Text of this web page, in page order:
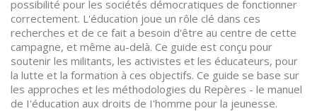
possibilité pour les sociétés démocratiques de fonctionner
correctement. L'éducation joue un rôle clé dans ces
recherches et de ce fait a besoin d'être au centre de cette
campagne, et même au-delà. Ce guide est conçu pour
soutenir les militants, les activistes et les éducateurs, pour
la lutte et la formation à ces objectifs. Ce guide se base sur
les approches et les méthodologies du Repères - le manuel
de I'éducation aux droits de I'homme pour la jeunesse.